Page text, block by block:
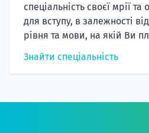
спеціальність своєї мрії
для вступу, в залежності
рівня та мови, на якій Ви
Знайти спеціальність